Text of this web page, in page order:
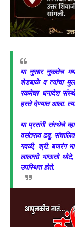
या नुसार नुकतेच
शेडबाळे व त्यांचा
रकमेचा धनादेश
हस्ते देण्यात आला.
या प्रसंगी संस्थेचे
वसंतराव ढबू,
गवळी, श्री. बजरंग
लालासो भाऊसो
उपस्थित होते.